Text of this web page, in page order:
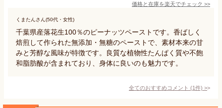
価格と在庫を楽天でチェック >>
くまたんさん(50代・女性)
千葉県産落花生100％のピーナッツペーストです。香ばしく
焙煎して作られた無添加・無糖のペーストで、素材本来の甘
みと芳醇な風味が特徴です。良質な植物性たんぱく質や不飽
和脂肪酸が含まれており、身体に良いのも魅力です。
全てのおすすめコメント (1件) >